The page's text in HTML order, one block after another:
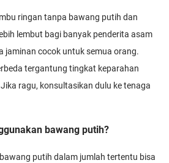
ringan tanpa bawang putih dan
lembut bagi banyak penderita asam
jaminan cocok untuk semua orang.
tergantung tingkat keparahan
ragu, konsultasikan dulu ke tenaga
bawang putih?
putih dalam jumlah tertentu bisa